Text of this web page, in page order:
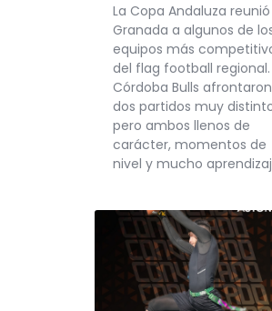
La Copa Andaluza
Granada a algunos de
equipos más
del flag football regional.
Córdoba Bulls afrontaron
dos partidos muy
pero ambos llenos de
carácter, momentos de
nivel y mucho